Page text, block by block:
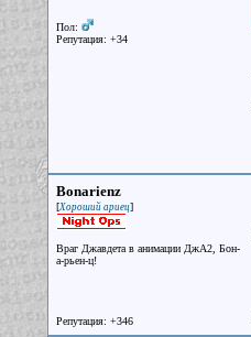
Пол:
Репутация: +34
Bonarienz
[Хороший ариец]
Враг Джавдета в анимации ДжА2, Бон-
а-рьен-ц!
Репутация: +346